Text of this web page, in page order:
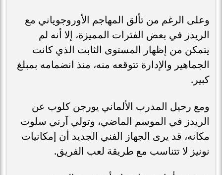
وعلى الرغم من تألق المهاجم الأوروجوياني مع
الريدز في بعض الفترات المميزة، إلا أنه لم
يتمكن من إظهار المستوى الثابت الذي كانت
الجماهير والإدارة تتوقعه منه، منذ انضمامه بمبلغ
كبير.
ومع رحيل المدرب الألماني يورجن كلوب عن
الريدز في الموسم الماضي، وتولي آرني سلوت
مكانه، قد يرى الجهاز الفني الجديد أن إمكانيات
نونيز لا تتناسب مع طريقة لعب الفريق.